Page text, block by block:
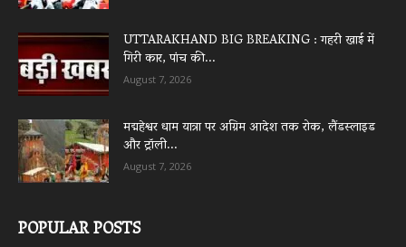
UTTARAKHAND BIG BREAKING : गहरी खाई में
गिरी कार, पांच की...
August 7, 2026
मद्महेश्वर धाम यात्रा पर अग्रिम आदेश तक रोक, लैंडस्लाइड
और ट्रॉली...
August 7, 2026
POPULAR POSTS